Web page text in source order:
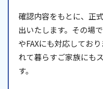
確認内容をもとに、正
出いたします。その場
やFAXにも対応してお
れて暮らすご家族にも
す。